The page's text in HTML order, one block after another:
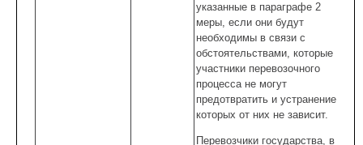
указанные в параграфе 2
меры, если они будут
необходимы в связи с
обстоятельствами, которые
участники перевозочного
процесса не могут
предотвратить и устранение
которых от них не зависит.
Перевозчики государства, в